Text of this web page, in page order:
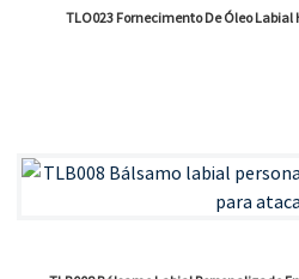
TLO023 Fornecimento De Óleo